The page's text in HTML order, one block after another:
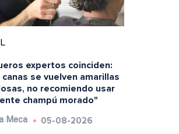
expertos coinciden:
canas se vuelven amarillas
no recomiendo usar
champú morado"
Meca 05-08-2026